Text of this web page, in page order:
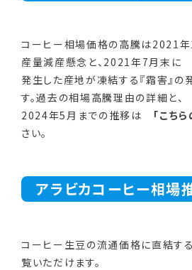
コーヒー相場価格の高騰は2021年
産量減産懸念と、2021年7月末に
発生した産地が凍結する『霜害』の
す。過去の相場高騰理由の詳細と、
2024年5月までの推移は 「こち
さい。
アラビカコーヒー相場
コーヒー生豆の流通価格に直結す
覧いただけます。